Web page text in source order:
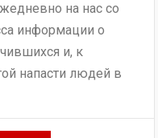
на нас со
информации о
и, к
напасти людей в